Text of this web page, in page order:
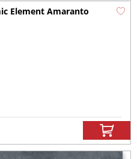
Element Amaranto